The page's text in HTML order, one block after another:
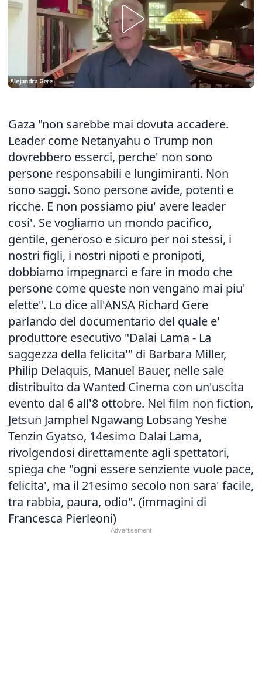
Gaza "non sarebbe mai dovuta accadere.
Leader come Netanyahu o Trump non
dovrebbero esserci, perche' non sono
persone responsabili e lungimiranti. Non
sono saggi. Sono persone avide, potenti e
ricche. E non possiamo piu' avere leader
cosi'. Se vogliamo un mondo pacifico,
gentile, generoso e sicuro per noi stessi, i
nostri figli, i nostri nipoti e pronipoti,
dobbiamo impegnarci e fare in modo che
persone come queste non vengano mai piu'
elette". Lo dice all'ANSA Richard Gere
parlando del documentario del quale e'
produttore esecutivo "Dalai Lama - La
saggezza della felicita'" di Barbara Miller,
Philip Delaquis, Manuel Bauer, nelle sale
distribuito da Wanted Cinema con un'uscita
evento dal 6 all'8 ottobre. Nel film non fiction,
Jetsun Jamphel Ngawang Lobsang Yeshe
Tenzin Gyatso, 14esimo Dalai Lama,
rivolgendosi direttamente agli spettatori,
spiega che "ogni essere senziente vuole pace,
felicita', ma il 21esimo secolo non sara' facile,
tra rabbia, paura, odio". (immagini di
Francesca Pierleoni)